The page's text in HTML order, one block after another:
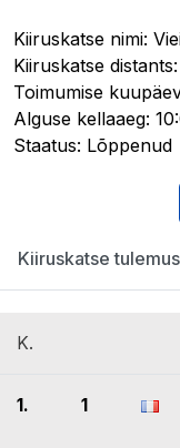
Kiiruskatse nimi:
Kiiruskatse
Toimumise
Alguse kellaaeg:
Staatus: Lõppenud
Kiiruskatse tulemus
K.
1. 1